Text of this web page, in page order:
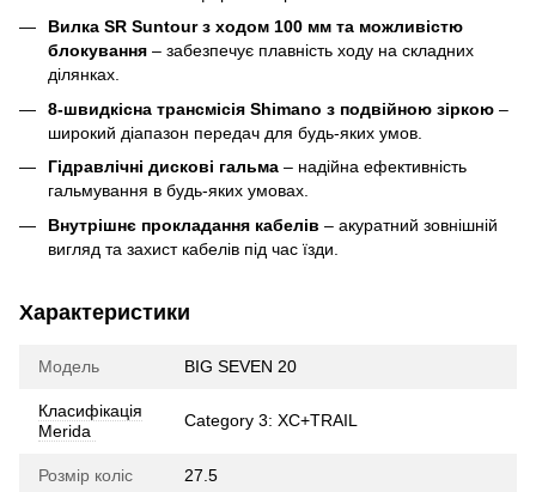
Вилка SR Suntour з ходом 100 мм та можливістю
блокування – забезпечує плавність ходу на складних
ділянках.
8-швидкісна трансмісія Shimano з подвійною зіркою –
широкий діапазон передач для будь-яких умов.
Гідравлічні дискові гальма – надійна ефективність
гальмування в будь-яких умовах.
Внутрішнє прокладання кабелів – акуратний зовнішній
вигляд та захист кабелів під час їзди.
Характеристики
Модель BIG SEVEN 20
Класифікація
Merida
Category 3: XC+TRAIL
Розмір коліс 27.5